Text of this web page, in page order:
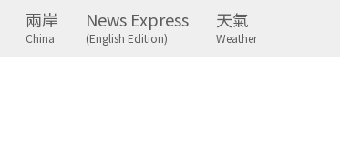
兩岸
China
News Express
(English Edition)
天氣
Weather